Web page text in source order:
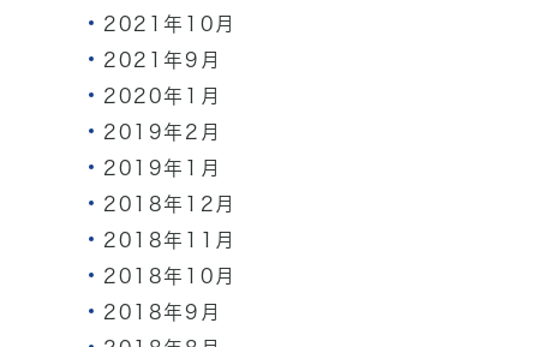
2021年10月
2021年9月
2020年1月
2019年2月
2019年1月
2018年12月
2018年11月
2018年10月
2018年9月